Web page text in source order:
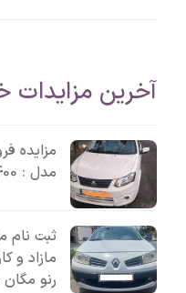
مزایدات خودرو
مزایده فروش دولتی
مدل : 400
ثبت
مازاد و کارکرده
رنو مگان ، پژو پارس XU7 ، دنا EF7